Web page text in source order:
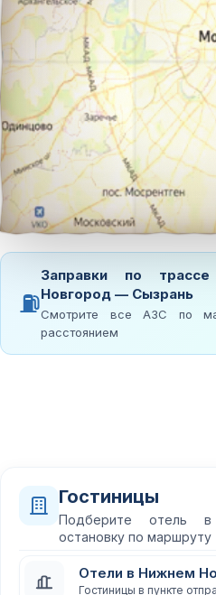
⛽
Заправки по
Новгород — Сызрань
Смотрите все АЗС по
расстоянием
Гостиницы
Подберите отель
остановку по маршруту
Отели в Нижнем
Гостиницы в пункте